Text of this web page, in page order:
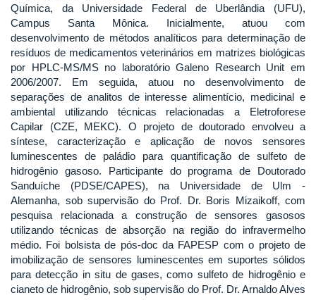
Química, da Universidade Federal de Uberlândia (UFU),
Campus Santa Mônica. Inicialmente, atuou com
desenvolvimento de métodos analíticos para determinação de
resíduos de medicamentos veterinários em matrizes biológicas
por HPLC-MS/MS no laboratório Galeno Research Unit em
2006/2007. Em seguida, atuou no desenvolvimento de
separações de analitos de interesse alimentício, medicinal e
ambiental utilizando técnicas relacionadas a Eletroforese
Capilar (CZE, MEKC). O projeto de doutorado envolveu a
síntese, caracterização e aplicação de novos sensores
luminescentes de paládio para quantificação de sulfeto de
hidrogênio gasoso. Participante do programa de Doutorado
Sanduíche (PDSE/CAPES), na Universidade de Ulm -
Alemanha, sob supervisão do Prof. Dr. Boris Mizaikoff, com
pesquisa relacionada a construção de sensores gasosos
utilizando técnicas de absorção na região do infravermelho
médio. Foi bolsista de pós-doc da FAPESP com o projeto de
imobilização de sensores luminescentes em suportes sólidos
para detecção in situ de gases, como sulfeto de hidrogênio e
cianeto de hidrogênio, sob supervisão do Prof. Dr. Arnaldo Alves